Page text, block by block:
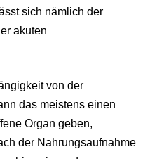
sich nämlich der
akuten
von der
das meistens einen
Organ geben,
der Nahrungsaufnahme